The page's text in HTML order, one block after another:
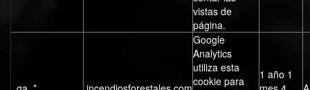
vistas de
página.
Google
Analytics
utiliza esta
cookie para
1 año 1